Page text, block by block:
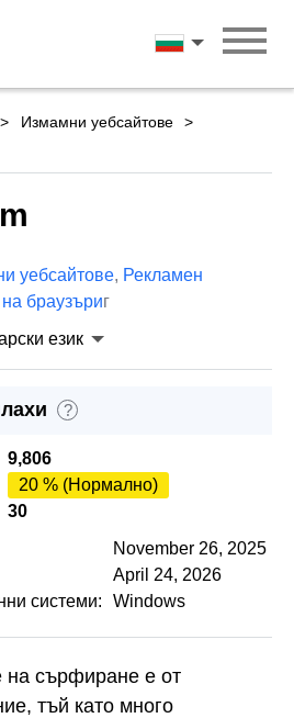
български
Измамни уебсайтове
уебсайтове, Рекламен
браузъриг
език
?
9,806
20 % (Нормално)
30
November 26, 2025
April 24, 2026
системи:
Windows
на сърфиране е от
тъй като много